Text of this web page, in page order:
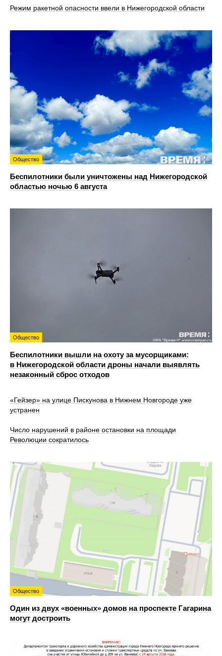
Режим ракетной опасности ввели в Нижегородской области
Общество
Беспилотники были уничтожены над Нижегородской
областью ночью 6 августа
Общество
Беспилотники вышли на охоту за мусорщиками:
в Нижегородской области дроны начали выявлять
незаконный сброс отходов
«Гейзер» на улице Пискунова в Нижнем Новгороде уже
устранен
Число нарушений в районе остановки на площади
Революции сократилось
Общество
Один из двух «военных» домов на проспекте Гагарина
могут достроить